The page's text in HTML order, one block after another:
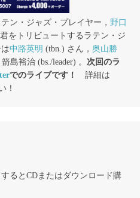
ン・ジャズ・プレイヤー， 野口
をトリビュートするラテン・ジ
中路英明 (tbn.) さん， 奥山勝
島裕治 (bs./leader) 。 次回のラ
でのライブです！
詳細は
！
るとCDまたはダウンロード購